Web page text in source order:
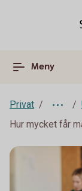
Meny
Privat
Hur mycket får